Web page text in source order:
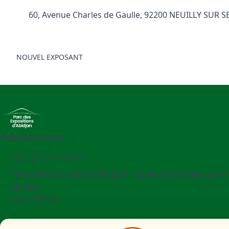
60, Avenue Charles de Gaulle, 92200 NEUILLY SUR
NOUVEL EXPOSANT
Contactez-nous
+225 27 21 71 09 97
Parc des Expositions d'Abidjan - Boulevard de l'aéroport
Abidjan
Côte d'Ivoire